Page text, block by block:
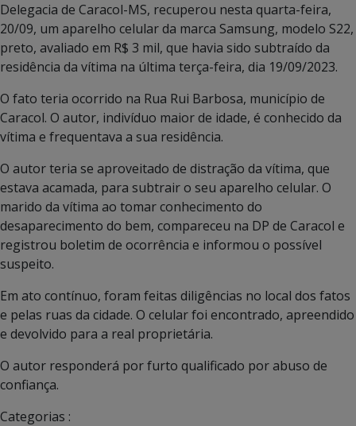
Delegacia de Caracol-MS, recuperou nesta quarta-feira,
20/09, um aparelho celular da marca Samsung, modelo S22,
preto, avaliado em R$ 3 mil, que havia sido subtraído da
residência da vítima na última terça-feira, dia 19/09/2023.
O fato teria ocorrido na Rua Rui Barbosa, município de
Caracol. O autor, indivíduo maior de idade, é conhecido da
vítima e frequentava a sua residência.
O autor teria se aproveitado de distração da vítima, que
estava acamada, para subtrair o seu aparelho celular. O
marido da vítima ao tomar conhecimento do
desaparecimento do bem, compareceu na DP de Caracol e
registrou boletim de ocorrência e informou o possível
suspeito.
Em ato contínuo, foram feitas diligências no local dos fatos
e pelas ruas da cidade. O celular foi encontrado, apreendido
e devolvido para a real proprietária.
O autor responderá por furto qualificado por abuso de
confiança.
Categorias :